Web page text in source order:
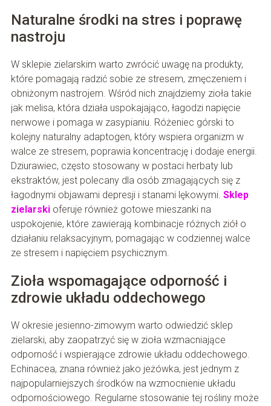
Naturalne środki na stres i poprawę
nastroju
W sklepie zielarskim warto zwrócić uwagę na produkty,
które pomagają radzić sobie ze stresem, zmęczeniem i
obniżonym nastrojem. Wśród nich znajdziemy zioła takie
jak melisa, która działa uspokajająco, łagodzi napięcie
nerwowe i pomaga w zasypianiu. Różeniec górski to
kolejny naturalny adaptogen, który wspiera organizm w
walce ze stresem, poprawia koncentrację i dodaje energii.
Dziurawiec, często stosowany w postaci herbaty lub
ekstraktów, jest polecany dla osób zmagających się z
łagodnymi objawami depresji i stanami lękowymi. Sklep
zielarskioferuje również gotowe mieszanki na
uspokojenie, które zawierają kombinacje różnych ziół o
działaniu relaksacyjnym, pomagając w codziennej walce
ze stresem i napięciem psychicznym.
Zioła wspomagające odporność i
zdrowie układu oddechowego
W okresie jesienno-zimowym warto odwiedzić sklep
zielarski, aby zaopatrzyć się w zioła wzmacniające
odporność i wspierające zdrowie układu oddechowego.
Echinacea, znana również jako jeżówka, jest jednym z
najpopularniejszych środków na wzmocnienie układu
odpornościowego. Regularne stosowanie tej rośliny może